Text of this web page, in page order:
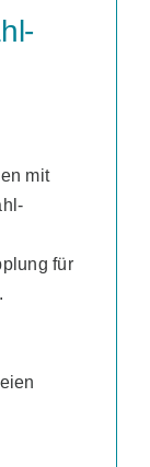
mit
für